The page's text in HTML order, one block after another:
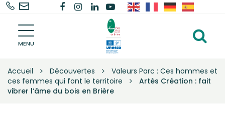
Gestion des traceurs
02
91
68
Nous
Lien
Facebook
Lien
compte
Instagram
Lien
vers
compte
Linkedin
Lien
la
chaîne
Youtube
MENU
Parc
naturel
régional
de
Brière
–
Une
la
Accueil Découvertes
Valeurs Parc : Ces hommes et
ces femmes qui font le territoire
Artès Création : fait
vibrer l’âme du bois en Brière